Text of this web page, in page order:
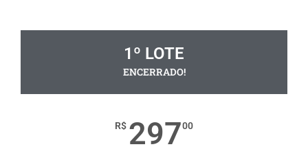
1º LOTE
ENCERRADO!
R$ 29700